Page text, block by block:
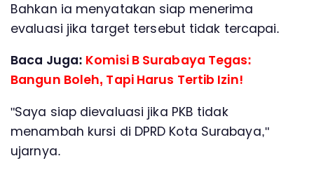
Bahkan ia menyatakan siap menerima
evaluasi jika target tersebut tidak tercapai.
Baca Juga: Komisi B Surabaya Tegas:
Bangun Boleh, Tapi Harus Tertib Izin!
"Saya siap dievaluasi jika PKB tidak
menambah kursi di DPRD Kota Surabaya,"
ujarnya.